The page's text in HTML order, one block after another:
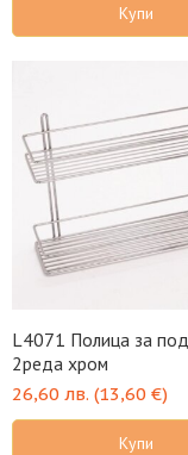
Купи
L4071 Полица за
2редa хром
26,60 лв. (13,60 €)
Купи